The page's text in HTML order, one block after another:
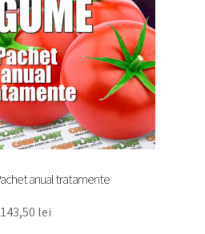
anual tratamente
143,50 lei